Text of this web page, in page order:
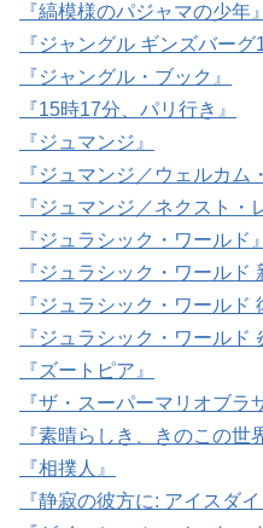
『縞模様のパジャマの少年』
『ジャングル ギンズバーグ
『ジャングル・ブック』
『15時17分、パリ行き』
『ジュマンジ』
『ジュマンジ／ウェルカム
『ジュマンジ／ネクスト・
『ジュラシック・ワールド』
『ジュラシック・ワールド
『ジュラシック・ワールド
『ジュラシック・ワールド
『ズートピア』
『ザ・スーパーマリオブラ
『素晴らしき、きのこの世
『相撲人』
『静寂の彼方に: アイスダ